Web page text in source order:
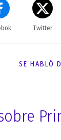
Twitter
SE HABLÓ